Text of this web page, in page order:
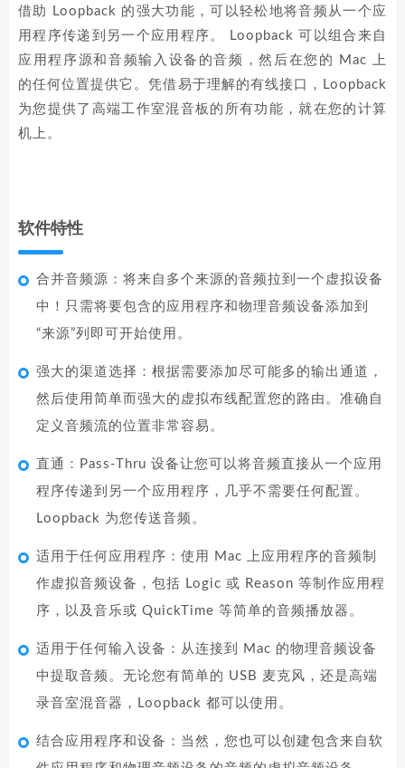
借助 Loopback 的强大功能，可以轻松地将音频从一个应
用程序传递到另一个应用程序。 Loopback 可以组合来自
应用程序源和音频输入设备的音频，然后在您的 Mac 上
的任何位置提供它。凭借易于理解的有线接口，Loopback
为您提供了高端工作室混音板的所有功能，就在您的计算
机上。
软件特性
合并音频源：将来自多个来源的音频拉到一个虚拟设备
中！只需将要包含的应用程序和物理音频设备添加到
“来源”列即可开始使用。
强大的渠道选择：根据需要添加尽可能多的输出通道，
然后使用简单而强大的虚拟布线配置您的路由。准确自
定义音频流的位置非常容易。
直通：Pass-Thru 设备让您可以将音频直接从一个应用
程序传递到另一个应用程序，几乎不需要任何配置。
Loopback 为您传送音频。
适用于任何应用程序：使用 Mac 上应用程序的音频制
作虚拟音频设备，包括 Logic 或 Reason 等制作应用程
序，以及音乐或 QuickTime 等简单的音频播放器。
适用于任何输入设备：从连接到 Mac 的物理音频设备
中提取音频。无论您有简单的 USB 麦克风，还是高端
录音室混音器，Loopback 都可以使用。
结合应用程序和设备：当然，您也可以创建包含来自软